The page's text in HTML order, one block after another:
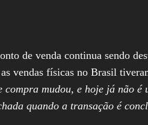
de venda continua sendo
vendas físicas no Brasil
compra mudou, e hoje já não é
quando a transação é